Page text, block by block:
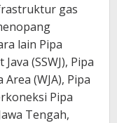
gas
lain Pipa
(SSWJ), Pipa
(WJA), Pipa
Pipa
Tengah,